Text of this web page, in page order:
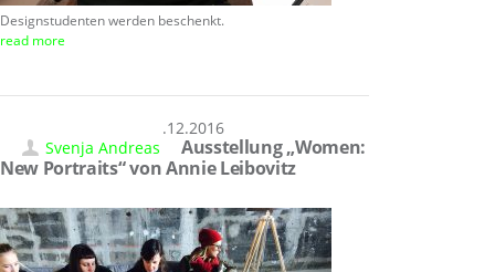
Designstudenten werden beschenkt.
read more
31.12.2016
Svenja Andreas
Ausstellung „Women:
New Portraits“ von Annie Leibovitz